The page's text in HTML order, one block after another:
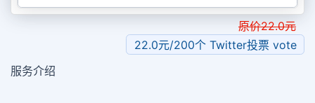
原价22.0元
22.0元/200个 Twitter投票 vote
服务介绍